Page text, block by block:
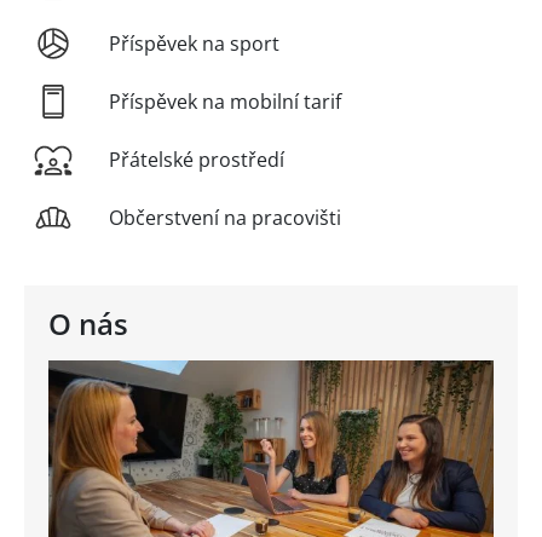
O nás
Příspěvek na sport
Příspěvek na mobilní tarif
Přátelské prostředí
Občerstvení na pracovišti